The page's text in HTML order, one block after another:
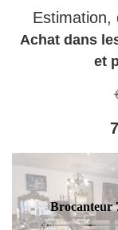
Estimation,
Achat dans
et
Brocanteur